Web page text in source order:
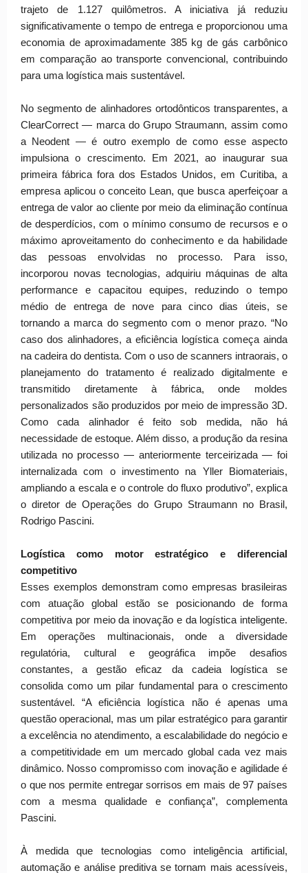
trajeto de 1.127 quilômetros. A iniciativa já reduziu
significativamente o tempo de entrega e proporcionou uma
economia de aproximadamente 385 kg de gás carbônico
em comparação ao transporte convencional, contribuindo
para uma logística mais sustentável.
No segmento de alinhadores ortodônticos transparentes, a
ClearCorrect — marca do Grupo Straumann, assim como
a Neodent — é outro exemplo de como esse aspecto
impulsiona o crescimento. Em 2021, ao inaugurar sua
primeira fábrica fora dos Estados Unidos, em Curitiba, a
empresa aplicou o conceito Lean, que busca aperfeiçoar a
entrega de valor ao cliente por meio da eliminação contínua
de desperdícios, com o mínimo consumo de recursos e o
máximo aproveitamento do conhecimento e da habilidade
das pessoas envolvidas no processo. Para isso,
incorporou novas tecnologias, adquiriu máquinas de alta
performance e capacitou equipes, reduzindo o tempo
médio de entrega de nove para cinco dias úteis, se
tornando a marca do segmento com o menor prazo. “No
caso dos alinhadores, a eficiência logística começa ainda
na cadeira do dentista. Com o uso de scanners intraorais, o
planejamento do tratamento é realizado digitalmente e
transmitido diretamente à fábrica, onde moldes
personalizados são produzidos por meio de impressão 3D.
Como cada alinhador é feito sob medida, não há
necessidade de estoque. Além disso, a produção da resina
utilizada no processo — anteriormente terceirizada — foi
internalizada com o investimento na Yller Biomateriais,
ampliando a escala e o controle do fluxo produtivo”, explica
o diretor de Operações do Grupo Straumann no Brasil,
Rodrigo Pascini.
Logística como motor estratégico e diferencial
competitivo
Esses exemplos demonstram como empresas brasileiras
com atuação global estão se posicionando de forma
competitiva por meio da inovação e da logística inteligente.
Em operações multinacionais, onde a diversidade
regulatória, cultural e geográfica impõe desafios
constantes, a gestão eficaz da cadeia logística se
consolida como um pilar fundamental para o crescimento
sustentável. “A eficiência logística não é apenas uma
questão operacional, mas um pilar estratégico para garantir
a excelência no atendimento, a escalabilidade do negócio e
a competitividade em um mercado global cada vez mais
dinâmico. Nosso compromisso com inovação e agilidade é
o que nos permite entregar sorrisos em mais de 97 países
com a mesma qualidade e confiança”, complementa
Pascini.
À medida que tecnologias como inteligência artificial,
automação e análise preditiva se tornam mais acessíveis,